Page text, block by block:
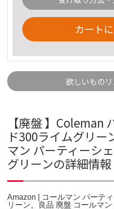
カート
欲しいもの
【廃盤 】Coleman
ド300ライムグリー
マン パーティーシ
グリーンの詳細情報
Amazon | コールマン パーテ
リーン。良品 廃盤 コールマ